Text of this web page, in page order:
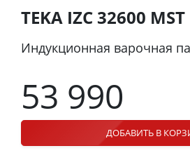
TEKA IZC 32600
Индукционная варочная
53 990
ДОБАВИТЬ В